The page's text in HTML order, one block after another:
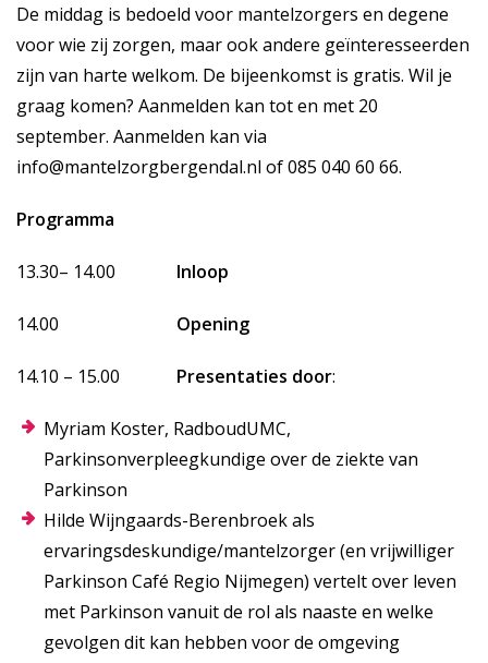
De middag is bedoeld voor mantelzorgers en degene
voor wie zij zorgen, maar ook andere geïnteresseerden
zijn van harte welkom. De bijeenkomst is gratis. Wil je
graag komen? Aanmelden kan tot en met 20
september. Aanmelden kan via
info@mantelzorgbergendal.nl of 085 040 60 66.
Programma
13.30– 14.00 Inloop
14.00 Opening
14.10 – 15.00 Presentaties door:
Myriam Koster, RadboudUMC,
Parkinsonverpleegkundige over de ziekte van
Parkinson
Hilde Wijngaards-Berenbroek als
ervaringsdeskundige/mantelzorger (en vrijwilliger
Parkinson Café Regio Nijmegen) vertelt over leven
met Parkinson vanuit de rol als naaste en welke
gevolgen dit kan hebben voor de omgeving